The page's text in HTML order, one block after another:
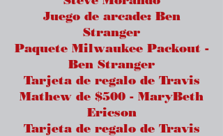
Juego de arcade: Ben
Stranger
Paquete Milwaukee Packout -
Ben Stranger
Tarjeta de regalo de Travis
Mathew de $500 - MaryBeth
Ericson
Tarjeta de regalo de Travis